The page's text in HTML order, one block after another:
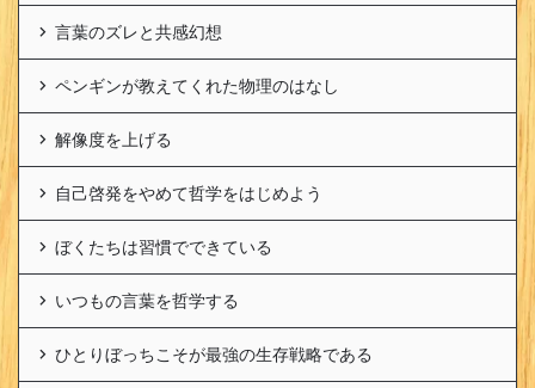
言葉のズレと共感幻想
ペンギンが教えてくれた物理のはなし
解像度を上げる
自己啓発をやめて哲学をはじめよう
ぼくたちは習慣でできている
いつもの言葉を哲学する
ひとりぼっちこそが最強の生存戦略である